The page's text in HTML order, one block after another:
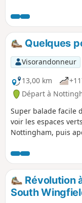
célèbre pour le
et pour le fait que
avant d'être
Byron a également
de la ville est un
Trust.
Quelques
Visorandonneur
13,00 km
Départ à
Super balade facile
voir les espaces
Nottingham, puis
Révolution
South